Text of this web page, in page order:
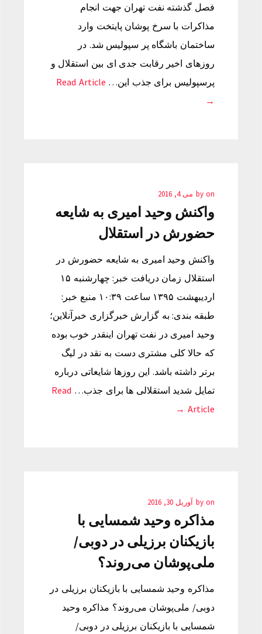
فصل گذشته نفت تهران جهت انجام
مذاکرات با سرخ پوشان پایتخت وارد
ساختمان باشگاه پر سپولیس شد. در
روزهای اخیر رقابت جدی ای بین استقلال و
پرسپولیس برای جذب این… Read Article
→
by on می 4, 2016
واکنش وحید امیری به شایعه
حضورش در استقلال
واکنش وحید امیری به شایعه حضورش در
استقلال زمان دریافت خبر: چهارشنبه ۱۵
اردیبهشت ۱۳۹۵ ساعت ۱۰:۳۹ منبع خبر:
طبقه بندی: به گزارش خبرگزاری خبرآنلاین؛
وحید امیری در نفت تهران اینقدر خوب بوده
که حالا کلی مشتری دست به نقد در لیگ
برتر داشته باشد. این روزها شایعاتی درباره
تمایل شدید استقلالی ها برای جذب… Read
Article →
by on آوریل 30, 2016
مذاکره وحید شمسایی با
بازیکنان برزیلی در دوبی/
ملی‌پوشان می‌روند؟
مذاکره وحید شمسایی با بازیکنان برزیلی در
دوبی/ ملی‌پوشان می‌روند؟ مذاکره وحید
شمسایی با بازیکنان برزیلی در دوبی/